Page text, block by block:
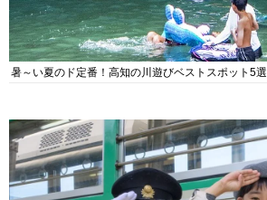
暑～い夏のド定番！高知の川遊びベストスポット5選